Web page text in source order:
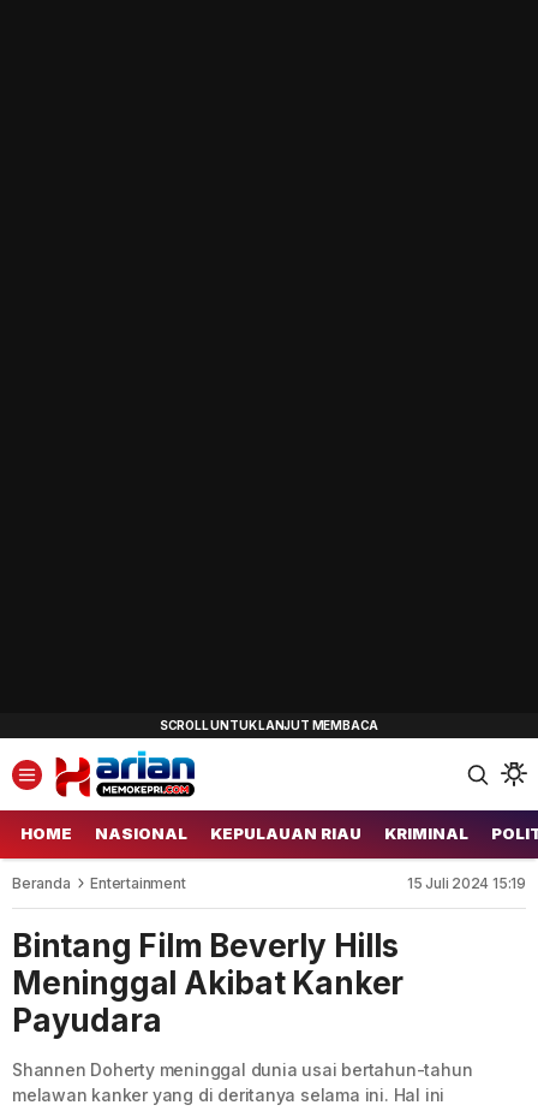
HOME NASIONAL KEPULAUAN RIAU KRIMINAL
Beranda Entertainment 15 Juli 2024 15:19
Bintang Film Beverly Hills
Meninggal Akibat Kanker
Payudara
Shannen Doherty meninggal dunia usai bertahun-tahun
melawan kanker yang di deritanya selama ini. Hal ini